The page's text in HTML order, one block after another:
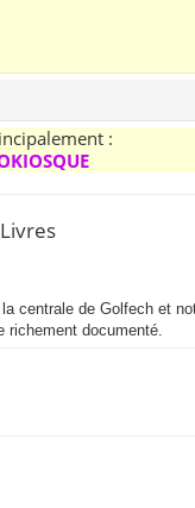
:
Livres
centrale de Golfech et
richement documenté.